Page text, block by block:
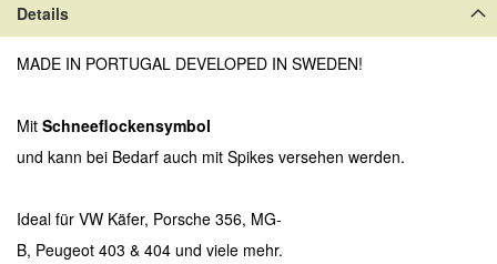
Details
MADE IN PORTUGAL DEVELOPED IN SWEDEN!
Mit Schneeflockensymbol
und kann bei Bedarf auch mit Spikes versehen werden.
Ideal für VW Käfer, Porsche 356, MG-
B, Peugeot 403 & 404 und viele mehr.